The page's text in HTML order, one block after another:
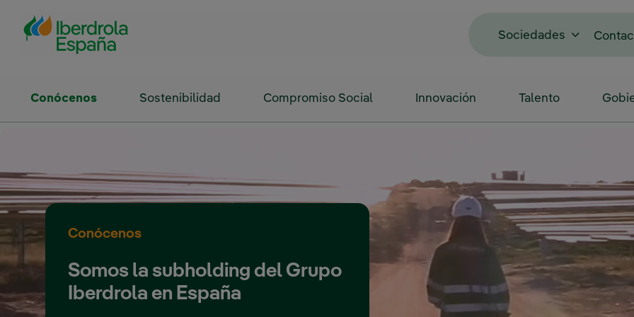
Saltar al contenido principal
Sociedades
Conócenos Sostenibilidad Compromiso Social Innovación Talento
Conócenos
Somos la subholding del Grupo
Iberdrola en España